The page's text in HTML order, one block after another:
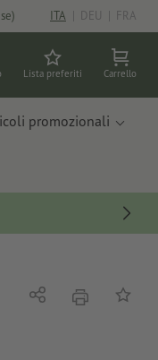
ITA | DEU | FRA
Lista preferiti Carrello
promozionali
Condividistamparealla